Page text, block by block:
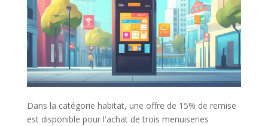
Dans la catégorie habitat, une offre de 15% de remise
est disponible pour l'achat de trois menuiseries